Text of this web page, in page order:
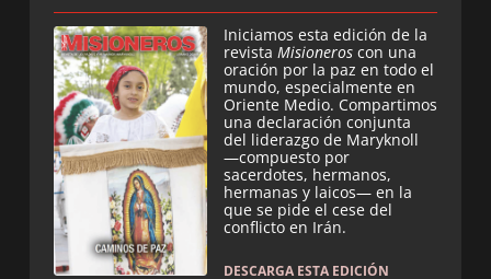
Iniciamos esta edición de la
revista Misioneros con una
oración por la paz en todo el
mundo, especialmente en
Oriente Medio. Compartimos
una declaración conjunta
del liderazgo de Maryknoll
—compuesto por
sacerdotes, hermanos,
hermanas y laicos— en la
que se pide el cese del
conflicto en Irán.
DESCARGA ESTA EDICIÓN